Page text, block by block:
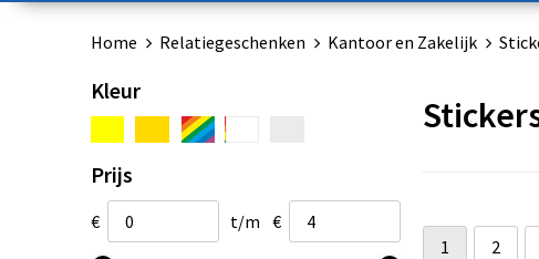
Home Relatiegeschenken Kantoor en Zakelijk
Kleur
Prijs
€ t/m €
1 2